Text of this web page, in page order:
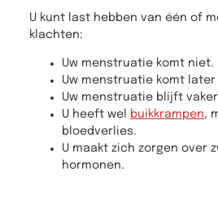
U kunt last hebben van één of
klachten:
Uw menstruatie komt niet.
Uw menstruatie komt later
Uw menstruatie blijft
U heeft wel
buikkrampen,
bloedverlies.
U maakt zich zorgen over
hormonen.